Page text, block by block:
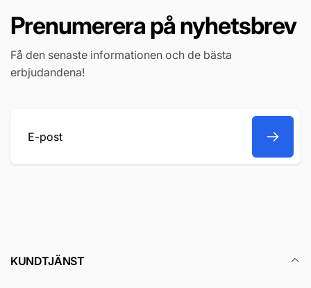
Prenumerera på nyhetsbrev
Få den senaste informationen och de bästa
erbjudandena!
E-
KUNDTJÄNST